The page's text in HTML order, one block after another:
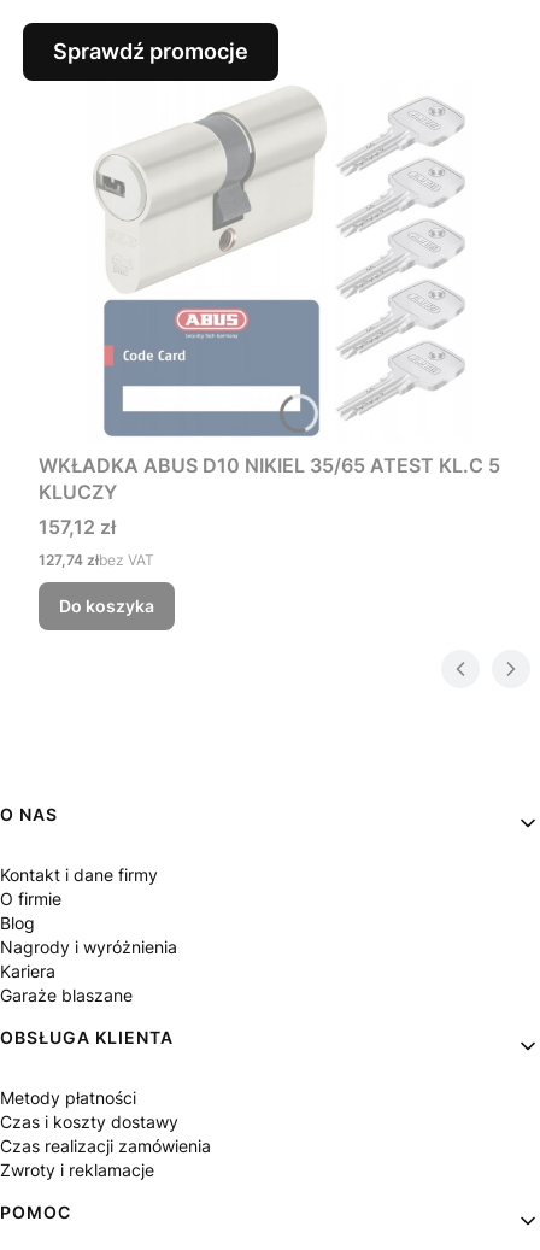
Sprawdź promocje
WKŁADKA ABUS D10 NIKIEL 35/65 ATEST KL.C 5
KLUCZY
Cena
157,12 zł
Cena
127,74 złbez VAT
Do koszyka
Linki w stopce
O NAS
Kontakt i dane firmy
O firmie
Blog
Nagrody i wyróżnienia
Kariera
Garaże blaszane
OBSŁUGA KLIENTA
Metody płatności
Czas i koszty dostawy
Czas realizacji zamówienia
Zwroty i reklamacje
POMOC